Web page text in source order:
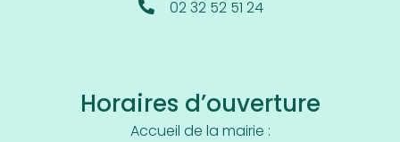
02 32 52 51 24
Horaires d’ouverture
Accueil de la mairie :